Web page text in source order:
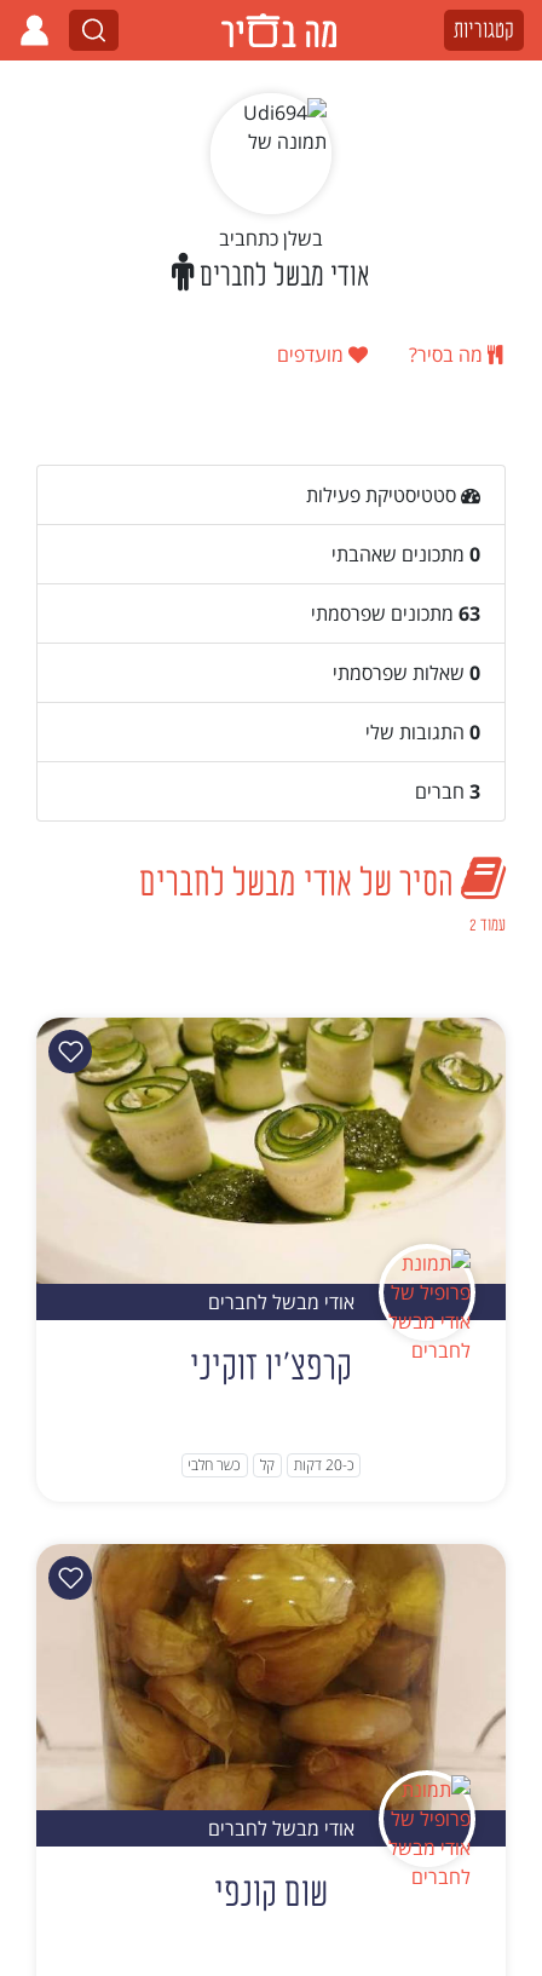
קטגוריות
בשלן כתחביב
אודי מבשל לחברים
מה בסיר? מועדפים
סטטיסטיקת פעילות
0 מתכונים שאהבתי
63 מתכונים שפרסמתי
0 שאלות שפרסמתי
0 התגובות שלי
3 חברים
הסיר של אודי מבשל לחברים
עמוד 2
אודי מבשל לחברים
קרפצ'יו זוקיני
כ-20 דקות קל כשר חלבי
אודי מבשל לחברים
שום קונפי